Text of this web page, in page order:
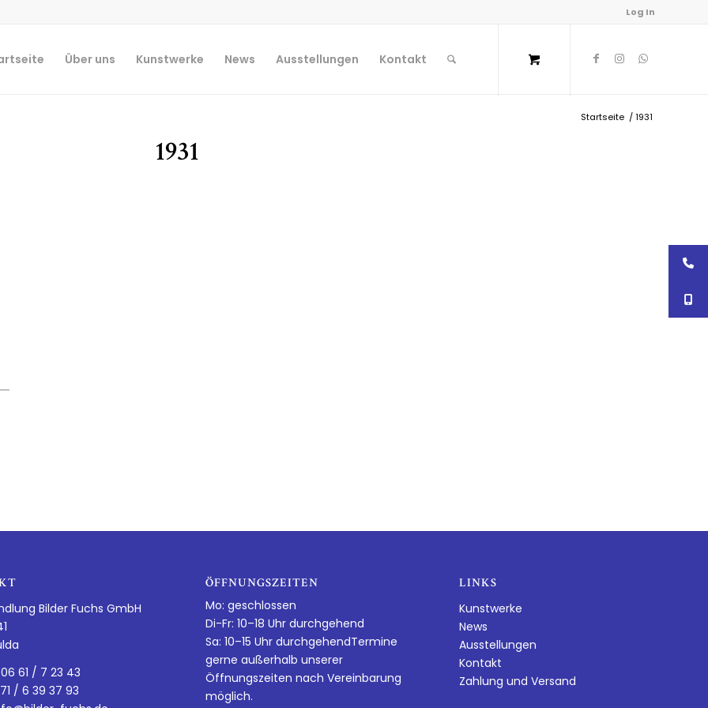
Log In
Über uns Kunstwerke News Ausstellungen Kontakt
Startseite /1931
1931
Bilder Fuchs GmbH
61 / 7 23 43
/ 6 39 37 93
ÖFFNUNGSZEITEN
Mo: geschlossen
Di-Fr: 10–18 Uhr durchgehend
Sa: 10–15 Uhr durchgehendTermine
gerne außerhalb unserer
Öffnungszeiten nach Vereinbarung
möglich.
LINKS
Kunstwerke
News
Ausstellungen
Kontakt
Zahlung und Versand